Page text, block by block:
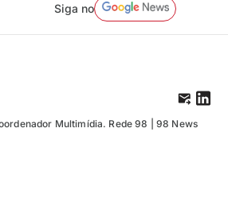
Siga no
Multimídia. Rede 98 | 98 News